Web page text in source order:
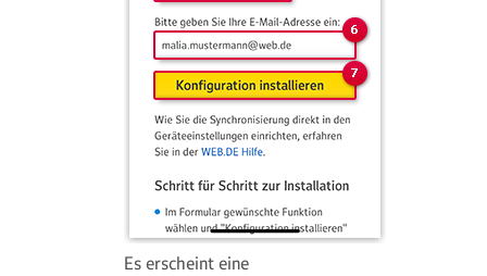
Es erscheint eine